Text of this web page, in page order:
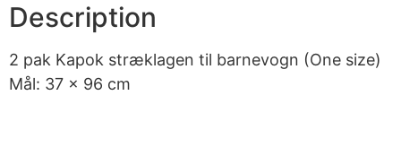
Description
2 pak Kapok stræklagen til barnevogn (One size)
Mål: 37 x 96 cm